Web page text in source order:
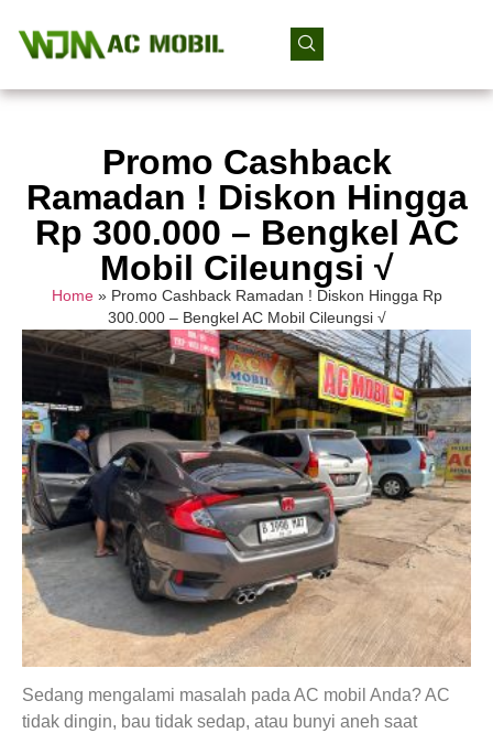
Promo Cashback
Ramadan ! Diskon Hingga
Rp 300.000 – Bengkel AC
Mobil Cileungsi √
Home» Promo Cashback Ramadan ! Diskon Hingga Rp
300.000 – Bengkel AC Mobil Cileungsi √
Sedang mengalami masalah pada AC mobil Anda? AC
tidak dingin, bau tidak sedap, atau bunyi aneh saat